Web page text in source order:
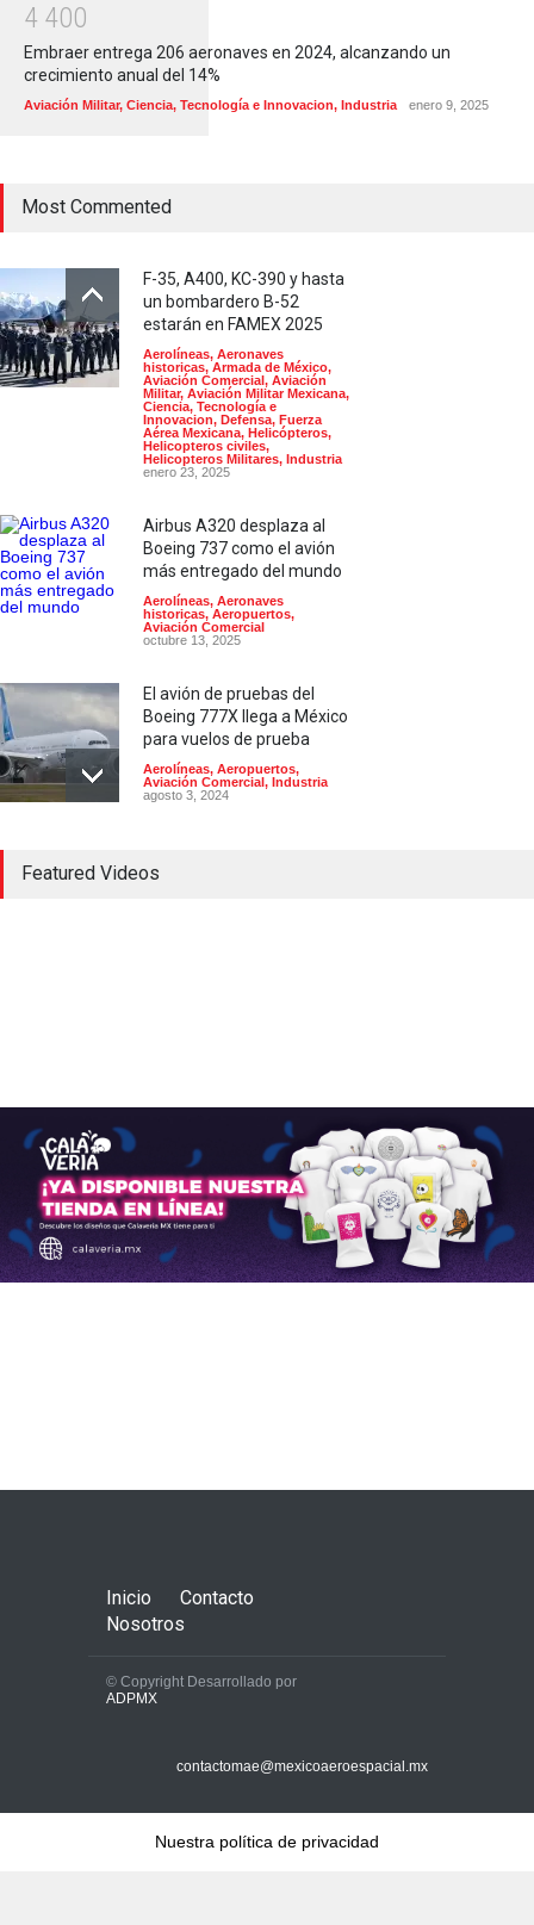
4 400
Embraer entrega 206 aeronaves en 2024, alcanzando un
crecimiento anual del 14%
Aviación Militar, Ciencia, Tecnología e Innovacion, Industria enero 9, 2025
Most Commented
F-35, A400, KC-390 y hasta
un bombardero B-52
estarán en FAMEX 2025
Aerolíneas, Aeronaves
historicas, Armada de México,
Aviación Comercial, Aviación
Militar, Aviación Militar Mexicana,
Ciencia, Tecnología e
Innovacion, Defensa, Fuerza
Aérea Mexicana, Helicópteros,
Helicopteros civiles,
Helicopteros Militares, Industria
enero 23, 2025
Airbus A320 desplaza al
Boeing 737 como el avión
más entregado del mundo
Aerolíneas, Aeronaves
historicas, Aeropuertos,
Aviación Comercial
octubre 13, 2025
El avión de pruebas del
Boeing 777X llega a México
para vuelos de prueba
Aerolíneas, Aeropuertos,
Aviación Comercial, Industria
agosto 3, 2024
primera aerolínea en México
agosto 6, 2024
Featured Videos
Inicio
Contacto
Nosotros
© Copyright Desarrollado por
ADPMX
contactomae@mexicoaeroespacial.mx
Nuestra política de privacidad